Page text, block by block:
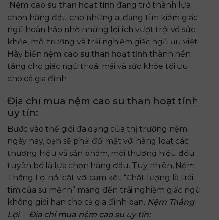
Nệm cao su than hoạt tính đang trở thành lựa
chọn hàng đầu cho những ai đang tìm kiếm giấc
ngủ hoàn hảo nhờ những lợi ích vượt trội về sức
khỏe, môi trường và trải nghiệm giấc ngủ ưu việt.
Hãy biến nệm cao su than hoạt tính thành nền
tảng cho giấc ngủ thoải mái và sức khỏe tối ưu
cho cả gia đình.
Địa chỉ mua nệm cao su than hoạt tính
uy tín:
Bước vào thế giới đa dạng của thị trường nệm
ngày nay, bạn sẽ phải đối mặt với hàng loạt các
thương hiệu và sản phẩm, mỗi thương hiệu đều
tuyên bố là lựa chọn hàng đầu. Tuy nhiên, Nệm
Thắng Lợi nổi bật với cam kết “Chất lượng là trái
tim của sứ mệnh” mang đến trải nghiệm giấc ngủ
không giới hạn cho cả gia đình bạn. Nệm Thắng
Lợi – Địa chỉ mua nệm cao su uy tín: